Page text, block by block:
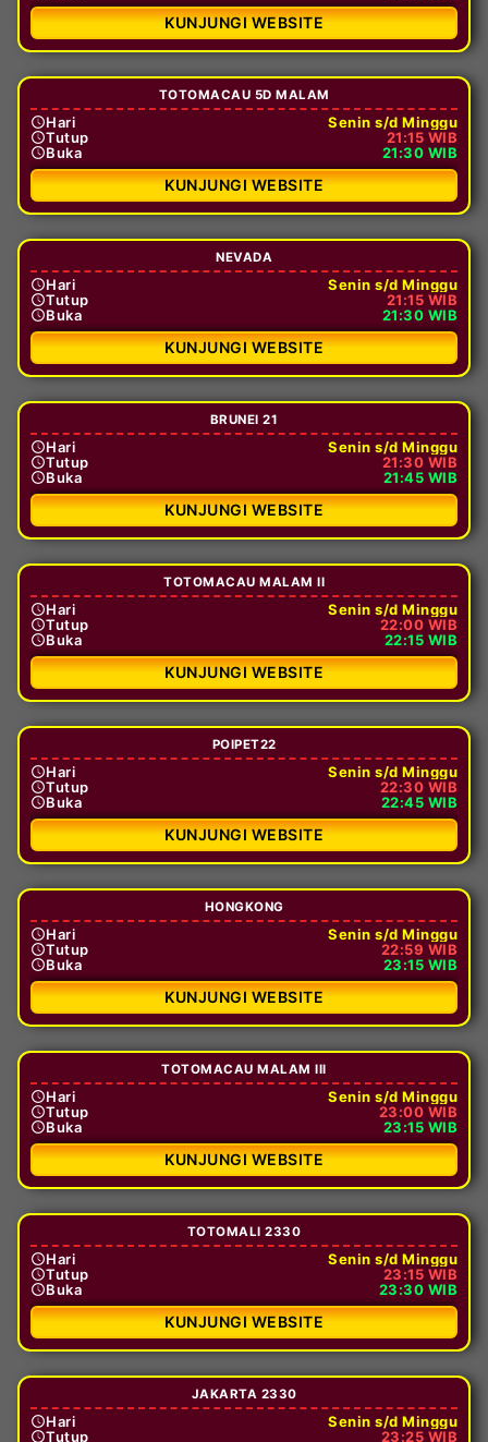
KUNJUNGI WEBSITE
TOTOMACAU 5D MALAM
Hari
Senin s/d Minggu
Tutup
21:15 WIB
Buka
21:30 WIB
KUNJUNGI WEBSITE
NEVADA
Hari
Senin s/d Minggu
Tutup
21:15 WIB
Buka
21:30 WIB
KUNJUNGI WEBSITE
BRUNEI 21
Hari
Senin s/d Minggu
Tutup
21:30 WIB
Buka
21:45 WIB
KUNJUNGI WEBSITE
TOTOMACAU MALAM II
Hari
Senin s/d Minggu
Tutup
22:00 WIB
Buka
22:15 WIB
KUNJUNGI WEBSITE
POIPET22
Hari
Senin s/d Minggu
Tutup
22:30 WIB
Buka
22:45 WIB
KUNJUNGI WEBSITE
HONGKONG
Hari
Senin s/d Minggu
Tutup
22:59 WIB
Buka
23:15 WIB
KUNJUNGI WEBSITE
TOTOMACAU MALAM III
Hari
Senin s/d Minggu
Tutup
23:00 WIB
Buka
23:15 WIB
KUNJUNGI WEBSITE
TOTOMALI 2330
Hari
Senin s/d Minggu
Tutup
23:15 WIB
Buka
23:30 WIB
KUNJUNGI WEBSITE
JAKARTA 2330
Hari
Senin s/d Minggu
Tutup
23:25 WIB